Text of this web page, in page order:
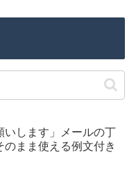
いします」メールの丁
のまま使える例文付き